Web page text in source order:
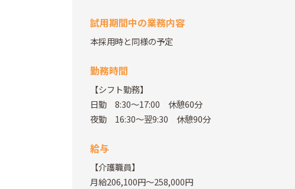
試用期間中の業務内容
本採用時と同様の予定
勤務時間
【シフト勤務】
日勤 8:30～17:00 休憩60分
夜勤 16:30～翌9:30 休憩90分
給与
【介護職員】
月給206,100円～258,000円